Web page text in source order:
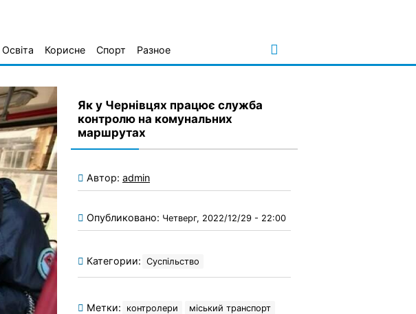
Освіта Корисне Спорт Разное
Як у Чернівцях працює служба
контролю на комунальних
маршрутах
Автор: admin
Опубликовано: Четверг, 2022/12/29 - 22:00
Категории: Суспільство
Метки: контролери
міський транспорт